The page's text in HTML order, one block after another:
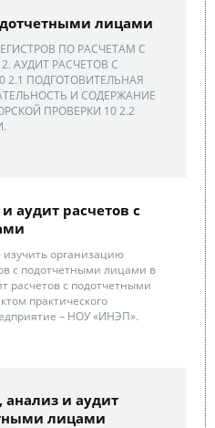
лицами
ПО РАСЧЕТАМ С
АУДИТ РАСЧЕТОВ С
ПОДГОТОВИТЕЛЬНАЯ
И СОДЕРЖАНИЕ
ПРОВЕРКИ 10 2.2
аудит расчетов с
организацию
с подотчетными лицами в
расчетов с подотчетными
практического
– НОУ «ИНЭП».
анализ и аудит
лицами